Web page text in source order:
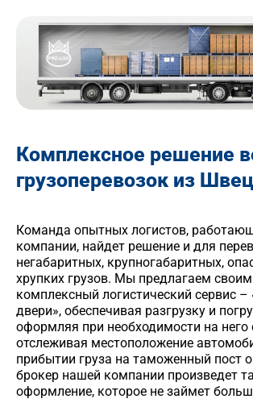
Комплексное решение
грузоперевозок из
Команда опытных логистов,
компании, найдет решение и для
негабаритных, крупногабаритных,
хрупких грузов. Мы предлагаем
комплексный логистический сервис –
двери», обеспечивая разгрузку и
оформляя при необходимости на него
отслеживая местоположение
прибытии груза на таможенный пост
брокер нашей компании произведет
оформление, которое не займет